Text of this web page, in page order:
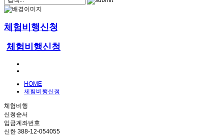
체험비행신청
체험비행신청
HOME
체험비행신청
체험비행
신청순서
입금계좌번호
신한 388-12-054055